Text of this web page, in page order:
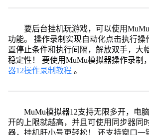
要后台挂机玩游戏，可以使用
功能。 操作录制实现自动化点击执行操
置停止条件和执行间隔，解放双手，大
稳定性！ 要使用MuMu模拟器操作录制
器12操作录制教程 。
MuMu模拟器12支持无限多开，电
开的上限就越高，并且可使用同步器同
器，挂机肝小号更轻松！ 还支持窗口一